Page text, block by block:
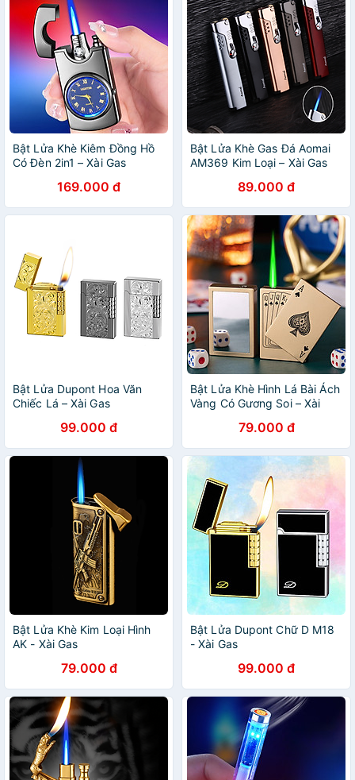
Bật Lửa Khè Kiêm Đồng Hồ
Có Đèn 2in1 – Xài Gas
169.000 đ
Bật Lửa Khè Gas Đá Aomai
AM369 Kim Loại – Xài Gas
89.000 đ
Bật Lửa Dupont Hoa Văn
Chiếc Lá – Xài Gas
99.000 đ
Bật Lửa Khè Hình Lá Bài Ách
Vàng Có Gương Soi – Xài
79.000 đ
Bật Lửa Khè Kim Loại Hình
AK - Xài Gas
79.000 đ
Bật Lửa Dupont Chữ D M18
- Xài Gas
99.000 đ